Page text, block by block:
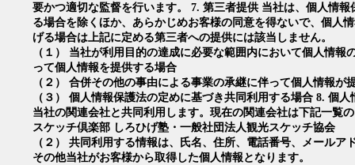
要かつ適切な監督を行います。 7. 第三者提供 当社は、個人情
る場合を除くほか、あらかじめお客様の同意を得ないで、個人
げる場合は上記に定める第三者への提供には該当しません。
（１） 当社が利用目的の達成に必要な範囲内において個人情
って個人情報を提供する場合
（２） 合併その他の事由による事業の承継に伴って個人情報が
（３） 個人情報保護法の定めに基づき共同利用する場合 8. 個
当社の関連会社と共同利用します。現在の関連会社は下記一覧
スケッチ倶楽部 しろひげ塾・一般社団法人観光スケッチ協会
（２） 共同利用する情報は、氏名、住所、電話番号、メール
その他当社がお客様から取得した個人情報となります。